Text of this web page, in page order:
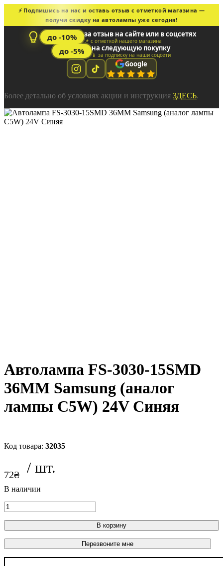
⚡ Подпишись на нас и оставь отзыв с отметкой магазина —
получи скидку на автолампы уже сегодня!
до -10% за отзыв на сайте или в соцсетях
📌 с отметкой нашего магазина
до -5% на следующую покупку
📱 за подписку на наши соцсети
Google
Более детально об условиях акции и инструкция ЗДЕСЬ.
Автолампа FS-3030-15SMD
36MM Samsung (аналог
лампы C5W) 24V Синяя
32035
72₴
В корзину
Перезвоните мне